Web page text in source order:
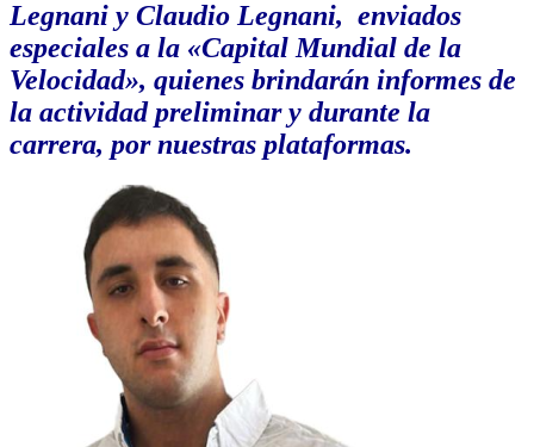
Legnani y Claudio Legnani, enviados
especiales a la «Capital Mundial de la
Velocidad», quienes brindarán informes de
la actividad preliminar y durante la
carrera, por nuestras plataformas.